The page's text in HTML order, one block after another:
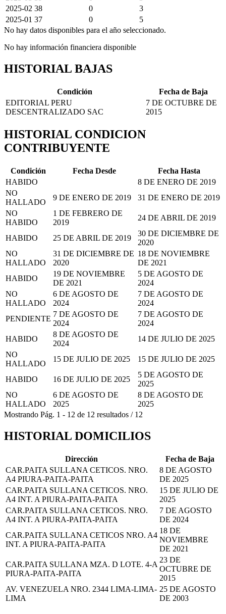
2025-02 38 0
3
2025-01 37 0
5
No hay datos disponibles para el año seleccionado.
No hay información financiera disponible
HISTORIAL BAJAS
Condición
Fecha de Baja
EDITORIAL PERU
DESCENTRALIZADO SAC
7 DE OCTUBRE DE
2015
HISTORIAL CONDICION
CONTRIBUYENTE
Condición Fecha Desde
Fecha Hasta
HABIDO
8 DE ENERO DE 2019
NO
HALLADO
9 DE ENERO DE 2019
31 DE ENERO DE 2019
NO
HABIDO
1 DE FEBRERO DE
2019
24 DE ABRIL DE 2019
HABIDO 25 DE ABRIL DE 2019
30 DE DICIEMBRE DE
2020
NO
HALLADO
31 DE DICIEMBRE DE
2020
18 DE NOVIEMBRE
DE 2021
HABIDO
19 DE NOVIEMBRE
DE 2021
5 DE AGOSTO DE
2024
NO
HALLADO
6 DE AGOSTO DE
2024
7 DE AGOSTO DE
2024
PENDIENTE
7 DE AGOSTO DE
2024
7 DE AGOSTO DE
2024
HABIDO
8 DE AGOSTO DE
2024
14 DE JULIO DE 2025
NO
HALLADO
15 DE JULIO DE 2025 15 DE JULIO DE 2025
HABIDO 16 DE JULIO DE 2025
5 DE AGOSTO DE
2025
NO
HALLADO
6 DE AGOSTO DE
2025
8 DE AGOSTO DE
2025
Mostrando Pág. 1 - 12 de 12 resultados / 12
HISTORIAL DOMICILIOS
Dirección
Fecha de Baja
CAR.PAITA SULLANA CETICOS. NRO.
A4 PIURA-PAITA-PAITA
8 DE AGOSTO
DE 2025
CAR.PAITA SULLANA CETICOS. NRO.
A4 INT. A PIURA-PAITA-PAITA
15 DE JULIO DE
2025
CAR.PAITA SULLANA CETICOS. NRO.
A4 INT. A PIURA-PAITA-PAITA
7 DE AGOSTO
DE 2024
CAR.PAITA SULLANA CETICOS NRO. A4
INT. A PIURA-PAITA-PAITA
18 DE
NOVIEMBRE
DE 2021
CAR.PAITA SULLANA MZA. D LOTE. 4-A
PIURA-PAITA-PAITA
23 DE
OCTUBRE DE
2015
AV. VENEZUELA NRO. 2344 LIMA-LIMA-
LIMA
25 DE AGOSTO
DE 2003